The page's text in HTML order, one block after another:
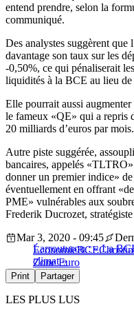
entend prendre, selon la
communiqué.
Des analystes suggèrent
davantage son taux sur les
-0,50%, ce qui pénaliserait
liquidités à la BCE au lieu de
Elle pourrait aussi augmenter
le fameux «QE» qui a repris
20 milliards d’euros par mois.
Autre piste suggérée,
bancaires, appelés
donner un premier indice»
éventuellement en offrant
PME» vulnérables aux
Frederik Ducrozet,
Larrouturou : « La
climat »
Mar 3, 2020 - 09:45
ÉconomieBCE
Zone Euro
Print Partager
LES PLUS LUS